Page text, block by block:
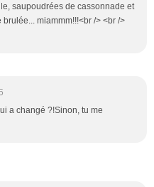
saupoudrées de cassonnade et
miammm!!!<br /> <br />
a changé ?!Sinon, tu me